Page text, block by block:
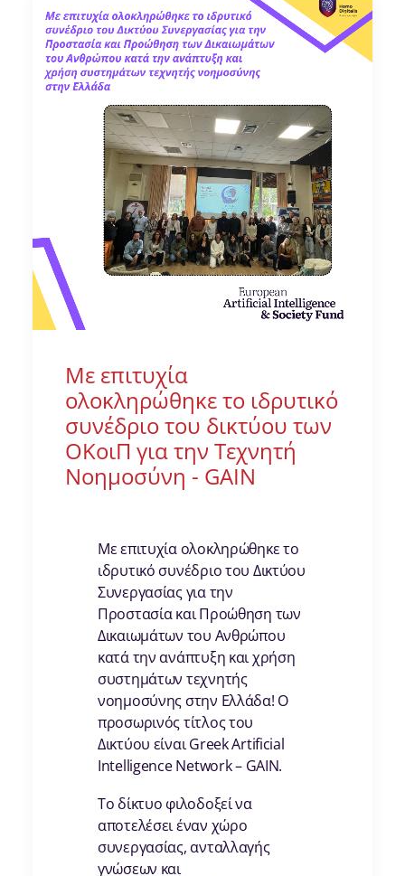
Με επιτυχία
ολοκληρώθηκε το ιδρυτικό
συνέδριο του δικτύου των
ΟΚοιΠ για την Τεχνητή
Νοημοσύνη - GAIN
Με επιτυχία ολοκληρώθηκε το
ιδρυτικό συνέδριο του Δικτύου
Συνεργασίας για την
Προστασία και Προώθηση των
Δικαιωμάτων του Ανθρώπου
κατά την ανάπτυξη και χρήση
συστημάτων τεχνητής
νοημοσύνης στην Ελλάδα! Ο
προσωρινός τίτλος του
Δικτύου είναι Greek Artificial
Intelligence Network – GAIN.
Το δίκτυο φιλοδοξεί να
αποτελέσει έναν χώρο
συνεργασίας, ανταλλαγής
γνώσεων και